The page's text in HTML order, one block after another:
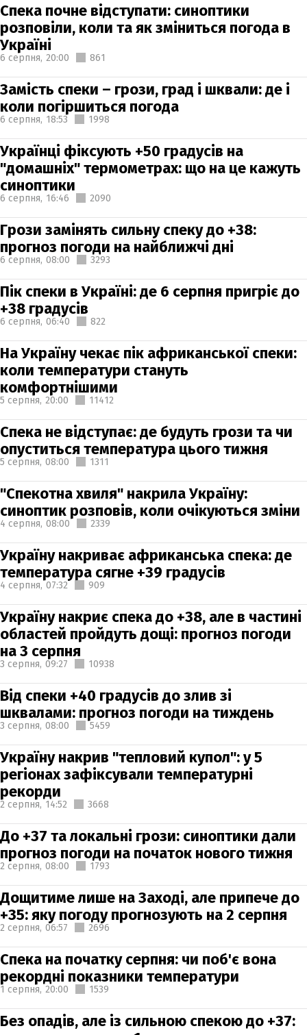
Спека почне відступати: синоптики
розповіли, коли та як зміниться погода в
Україні
6 серпня, 20:00 861
Замість спеки – грози, град і шквали: де і
коли погіршиться погода
6 серпня, 18:53 1998
Українці фіксують +50 градусів на
"домашніх" термометрах: що на це кажуть
синоптики
6 серпня, 16:46 2090
Грози замінять сильну спеку до +38:
прогноз погоди на найближчі дні
6 серпня, 08:00 3293
Пік спеки в Україні: де 6 серпня пригріє до
+38 градусів
6 серпня, 06:40 822
На Україну чекає пік африканської спеки:
коли температури стануть
комфортнішими
5 серпня, 20:00 11412
Спека не відступає: де будуть грози та чи
опуститься температура цього тижня
5 серпня, 08:00 1311
"Спекотна хвиля" накрила Україну:
синоптик розповів, коли очікуються зміни
4 серпня, 08:00 2339
Україну накриває африканська спека: де
температура сягне +39 градусів
4 серпня, 07:32 909
Україну накриє спека до +38, але в частині
областей пройдуть дощі: прогноз погоди
на 3 серпня
3 серпня, 09:27 10938
Від спеки +40 градусів до злив зі
шквалами: прогноз погоди на тиждень
3 серпня, 08:00 5459
Україну накрив "тепловий купол": у 5
регіонах зафіксували температурні
рекорди
2 серпня, 14:52 3668
До +37 та локальні грози: синоптики дали
прогноз погоди на початок нового тижня
2 серпня, 08:00 1793
Дощитиме лише на Заході, але припече до
+35: яку погоду прогнозують на 2 серпня
2 серпня, 06:57 2696
Спека на початку серпня: чи поб'є вона
рекордні показники температури
1 серпня, 20:00 1539
Без опадів, але із сильною спекою до +37: